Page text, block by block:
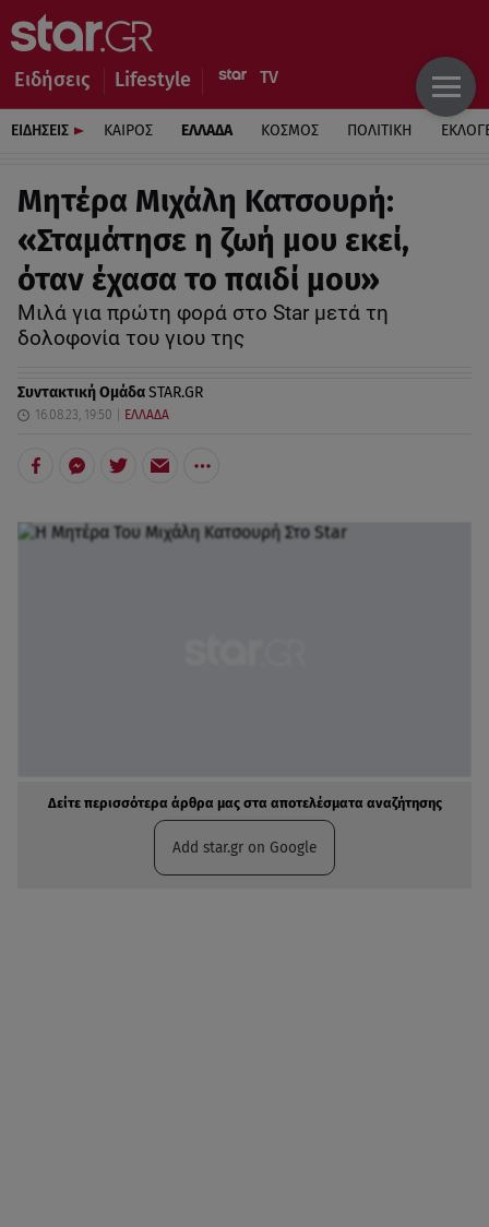
Ειδήσεις Lifestyle
ΕΙΔΗΣΕΙΣ ΚΑΙΡΟΣ ΕΛΛΑΔΑ ΚΟΣΜΟΣ ΠΟΛΙΤΙΚΗ
Μητέρα Μιχάλη Κατσουρή:
«Σταμάτησε η ζωή μου εκεί,
όταν έχασα το παιδί μου»
Μιλά για πρώτη φορά στο Star μετά τη
δολοφονία του γιου της
Συντακτική ΟμάδαSTAR.GR
16.08.23, 19:50 ΕΛΛΑΔΑ
Δείτε περισσότερα άρθρα μας στα αποτελέσματα αναζήτησης
Add star.gr on Google